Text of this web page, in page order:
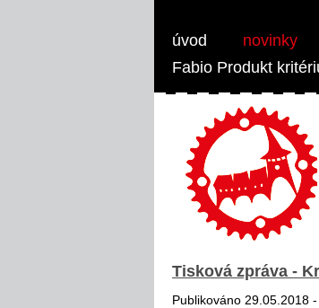
úvod novinky
Fabio Produkt
Tisková zpráva -
Publikováno 29.05.2018